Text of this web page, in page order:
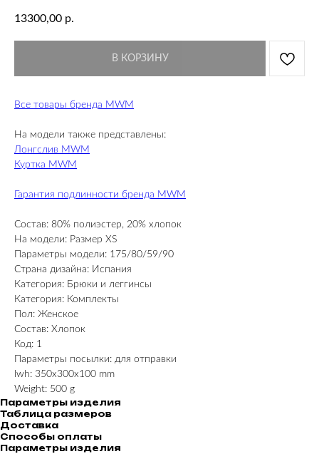
13300,00 р.
В КОРЗИНУ
Все товары бренда MWM
На модели также представлены:
Лонгслив MWM
Куртка MWM
Гарантия подлинности бренда MWM
Состав: 80% полиэстер, 20% хлопок
На модели: Размер XS
Параметры модели: 175/80/59/90
Страна дизайна: Испания
Категория: Брюки и леггинсы
Категория: Комплекты
Пол: Женское
Состав: Хлопок
Код: 1
Параметры посылки: для отправки
lwh: 350x300x100 mm
Weight: 500 g
Параметры изделия
Таблица размеров
Доставка
Способы оплаты
Параметры изделия